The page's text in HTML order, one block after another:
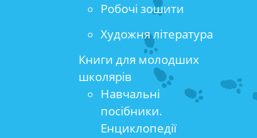
Робочі зошити
Художня література
Книги для молодших
школярів
Навчальні
посібники.
Енциклопедії